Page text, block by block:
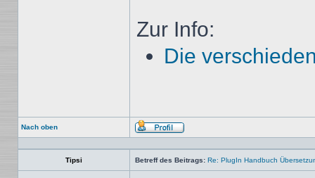
Zur Info:
Die
Nach oben
Profil
Tipsi Betreff des Beitrags: Re: PlugIn Handbuch